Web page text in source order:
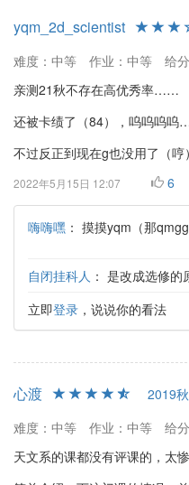
yqm_2d_scientist
难度：中等
作业：中等 给
亲测21秋不存在高优秀率……
还被卡绩了（84），呜呜呜
不过反正到现在g也没用了（哼）
2022年5月15日 12:07 6
嗨嗨嘿 ： 摸摸yqm（那
自闭挂科人 ： 是改成选修的
立即登录 ，说说你的看法
心渡
2019秋
难度：中等
作业：中等 给
天文系的课都没有评课的，太